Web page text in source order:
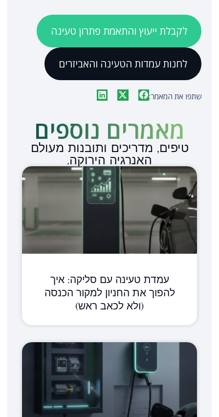
לקבלת ייעוץ והתאמת פתרון טעינה
לחנות עמדות הטעינה והאביזרים
שתפו את המאמר:
מאמרים נוספים​
טיפים, מדריכים ותובנות מעולם
האנרגיה הירוקה.
עמדת טעינה עם סליקה: איך
להפוך את החניון למקור הכנסה
(ולא לכאב ראש)